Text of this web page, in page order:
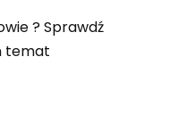
? Sprawdź
temat